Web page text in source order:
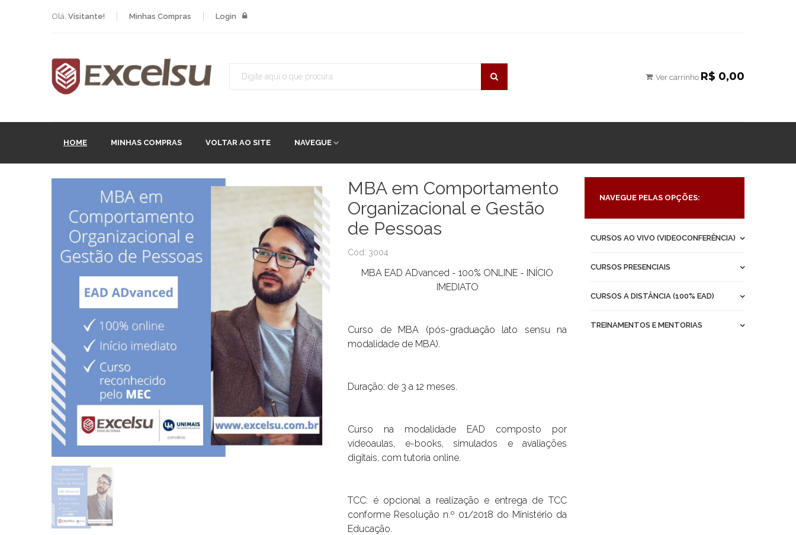
Olá, Visitante! Minhas Compras Login
Ver carrinho R$ 0,00
HOME MINHAS COMPRAS VOLTAR AO SITE NAVEGUE
MBA em Comportamento
Organizacional e Gestão
de Pessoas
Cód: 3004
MBA EAD ADvanced - 100% ONLINE - INÍCIO
IMEDIATO
Curso de MBA (pós-graduação lato sensuna
modalidade de MBA).
Duração: de 3 a 12 meses.
Curso na modalidade EAD composto por
vídeoaulas, e-books, simulados e avaliações
digitais, com tutoria online.
TCC: é opcional a realização e entrega de TCC
conforme Resolução n.º 01/2018 do Ministério da
Educação.
NAVEGUE PELAS OPÇÕES:
CURSOS AO VIVO (VIDEOCONFERÊNCIA)
CURSOS PRESENCIAIS
CURSOS A DISTÂNCIA (100% EAD)
TREINAMENTOS E MENTORIAS